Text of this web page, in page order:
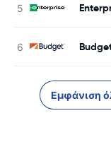
Εμφάνιση